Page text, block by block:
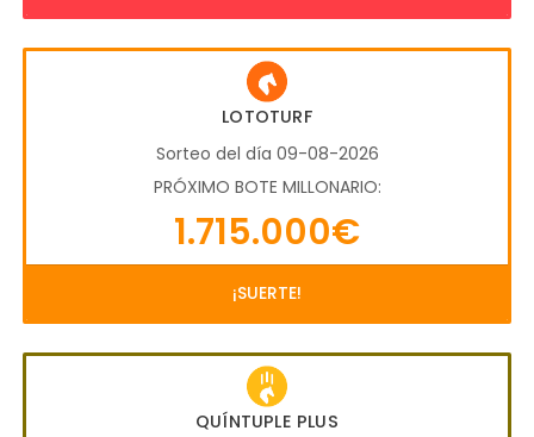
LOTOTURF
Sorteo del día 09-08-2026
PRÓXIMO BOTE MILLONARIO:
1.715.000€
¡SUERTE!
QUÍNTUPLE PLUS